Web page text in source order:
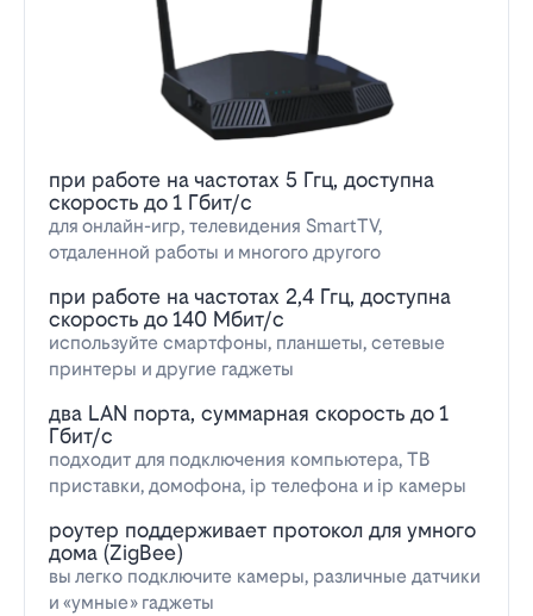
при работе на частотах 5 Ггц, доступна
скорость до 1 Гбит/с
для онлайн-игр, телевидения SmartTV,
отдаленной работы и многого другого
при работе на частотах 2,4 Ггц, доступна
скорость до 140 Мбит/с
используйте смартфоны, планшеты, сетевые
принтеры и другие гаджеты
два LAN порта, суммарная скорость до 1
Гбит/с
подходит для подключения компьютера, ТВ
приставки, домофона, ip телефона и ip камеры
роутер поддерживает протокол для умного
дома (ZigBee)
вы легко подключите камеры, различные датчики
и «умные» гаджеты